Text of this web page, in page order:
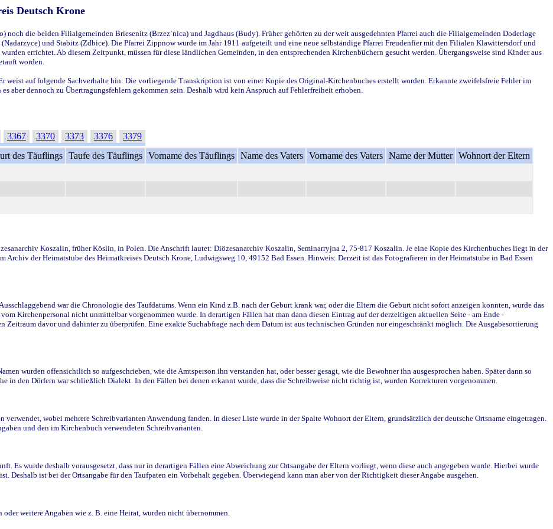
Deutsch Krone
die beiden Filialgemeinden Briesenitz (Brzez`nica) und Jagdhaus (Budy). Früher gehörten zu der weit ausgedehnten Pfarrei auch die Filialgemeinden Doderlage
und Stabitz (Zdbice). Die Pfarrei Zippnow wurde im Jahr 1911 aufgeteilt und eine neue selbständige Pfarrei Freudenfier mit den Filialen Klawittersdorf und
errichtet. Ab diesem Zeitpunkt, müssen für diese ländlichen Gemeinden, in den entsprechenden Kirchenbüchern gesucht werden. Übergangsweise sind Kinder aus
worden.
weist auf folgende Sachverhalte hin: Die vorliegende Transkription ist von einer Kopie des Original-Kirchenbuches erstellt worden. Erkannte zweifelsfreie Fehler im
aber dennoch zu Übertragungsfehlern gekommen sein. Deshalb wird kein Anspruch auf Fehlerfreiheit erhoben.
3367 3370 3373 3376
3379
des Täuflings Taufe des Täuflings Vorname des Täuflings Name des Vaters Vorname des Vaters Name der Mutter Wohnort der Eltern
Koszalin, früher Köslin, in Polen. Die Anschrift lautet: Diözesanarchiv Koszalin, Seminarryjna 2, 75-817 Koszalin. Je eine Kopie des Kirchenbuches liegt in der
Archiv der Heimatstube des Heimatkreises Deutsch Krone, Ludwigsweg 10, 49152 Bad Essen. Hinweis: Derzeit ist das Fotografieren in der Heimatstube in Bad Essen
war die Chronologie des Taufdatums. Wenn ein Kind z.B. nach der Geburt krank war, oder die Eltern die Geburt nicht sofort anzeigen konnten, wurde das
Kirchenpersonal nicht unmittelbar vorgenommen wurde. In derartigen Fällen hat man dann diesen Eintrag auf der derzeitigen aktuellen Seite - am Ende -
davor und dahinter zu überprüfen. Eine exakte Suchabfrage nach dem Datum ist aus technischen Gründen nur eingeschränkt möglich. Die Ausgabesortierung
wurden offensichtlich so aufgeschrieben, wie die Amtsperson ihn verstanden hat, oder besser gesagt, wie die Bewohner ihn ausgesprochen haben. Später dann so
in den Dörfern war schließlich Dialekt. In den Fällen bei denen erkannt wurde, dass die Schreibweise nicht richtig ist, wurden Korrekturen vorgenommen.
wobei mehrere Schreibvarianten Anwendung fanden. In dieser Liste wurde in der Spalte Wohnort der Eltern, grundsätzlich der deutsche Ortsname eingetragen.
und den im Kirchenbuch verwendeten Schreibvarianten.
Es wurde deshalb vorausgesetzt, dass nur in derartigen Fällen eine Abweichung zur Ortsangabe der Eltern vorliegt, wenn diese auch angegeben wurde. Hierbei wurde
Deshalb ist bei der Ortsangabe für den Taufpaten ein Vorbehalt gegeben. Überwiegend kann man aber von der Richtigkeit dieser Angabe ausgehen.
weitere Angaben wie z. B. eine Heirat, wurden nicht übernommen.